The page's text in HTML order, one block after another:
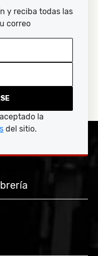
y reciba todas las
correo
la
del sitio.